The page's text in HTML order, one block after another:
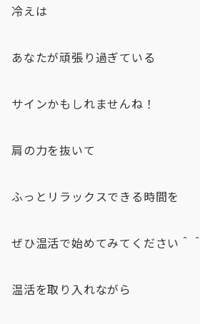
冷えは
あなたが頑張り過ぎている
サインかもしれませんね！
肩の力を抜いて
ふっとリラックスできる時間を
ぜひ温活で始めてみてください＾＾
温活を取り入れながら